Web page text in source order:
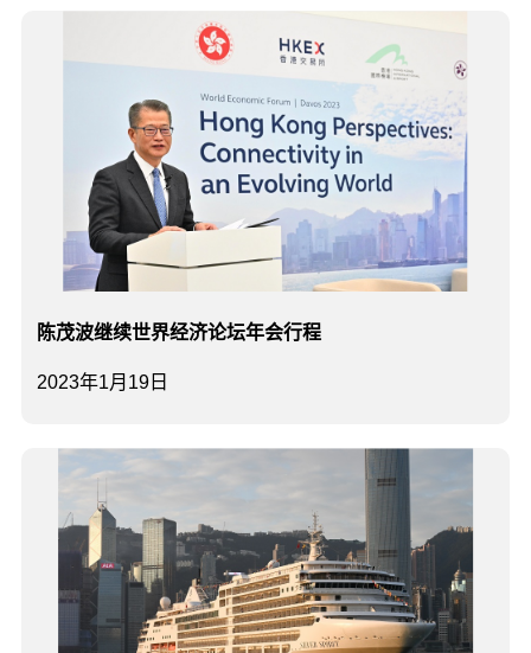
2023年1月19日
陈茂波继续世界经济论坛年会行程